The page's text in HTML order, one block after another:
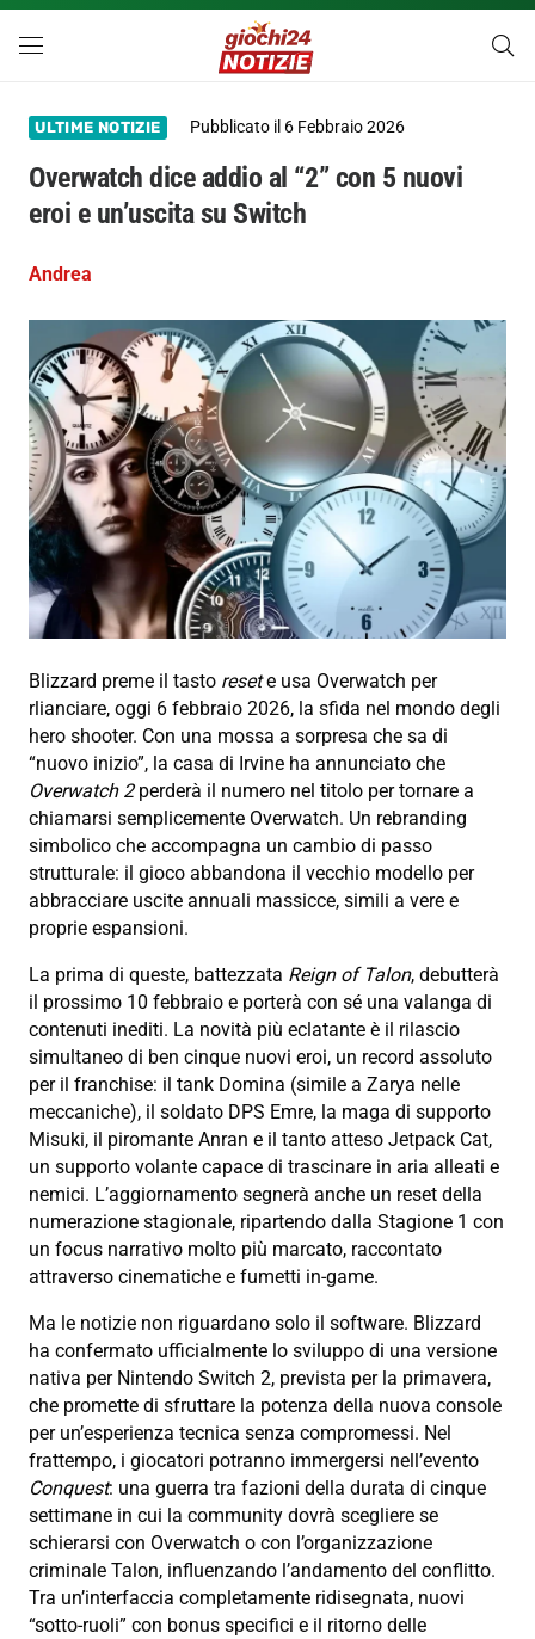
ULTIME NOTIZIE Pubblicato il 6 Febbraio 2026
Overwatch dice addio al “2” con 5 nuovi
eroi e un’uscita su Switch
Andrea
Blizzard preme il tasto resete usa Overwatch per
rlianciare, oggi 6 febbraio 2026, la sfida nel mondo degli
hero shooter. Con una mossa a sorpresa che sa di
“nuovo inizio”, la casa di Irvine ha annunciato che
Overwatch 2perderà il numero nel titolo per tornare a
chiamarsi semplicemente Overwatch. Un rebranding
simbolico che accompagna un cambio di passo
strutturale: il gioco abbandona il vecchio modello per
abbracciare uscite annuali massicce, simili a vere e
proprie espansioni.
La prima di queste, battezzata Reign of Talon, debutterà
il prossimo 10 febbraio e porterà con sé una valanga di
contenuti inediti. La novità più eclatante è il rilascio
simultaneo di ben cinque nuovi eroi, un record assoluto
per il franchise: il tank Domina (simile a Zarya nelle
meccaniche), il soldato DPS Emre, la maga di supporto
Misuki, il piromante Anran e il tanto atteso Jetpack Cat,
un supporto volante capace di trascinare in aria alleati e
nemici. L’aggiornamento segnerà anche un reset della
numerazione stagionale, ripartendo dalla Stagione 1 con
un focus narrativo molto più marcato, raccontato
attraverso cinematiche e fumetti in-game.
Ma le notizie non riguardano solo il software. Blizzard
ha confermato ufficialmente lo sviluppo di una versione
nativa per Nintendo Switch 2, prevista per la primavera,
che promette di sfruttare la potenza della nuova console
per un’esperienza tecnica senza compromessi. Nel
frattempo, i giocatori potranno immergersi nell’evento
Conquest: una guerra tra fazioni della durata di cinque
settimane in cui la community dovrà scegliere se
schierarsi con Overwatch o con l’organizzazione
criminale Talon, influenzando l’andamento del conflitto.
Tra un’interfaccia completamente ridisegnata, nuovi
“sotto-ruoli” con bonus specifici e il ritorno delle